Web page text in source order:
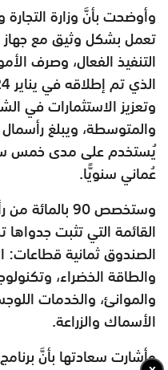
وأوضحت بأنَّ وزارة التجارة
تعمل بشكل وثيق مع جهاز
التنفيذ الفعال، وصرف
وتعزيز الاستثمارات في
والمتوسطة، ويبلغ
عُماني سنويًّا.
وستخصص 90
القائمة التي تثبت
الصندوق ثمانية قطاعات:
والطاقة الخضراء،
والموانئ، والخدمات
الأسماك والزراعة.
وأشارت سعادتها بأنَّ